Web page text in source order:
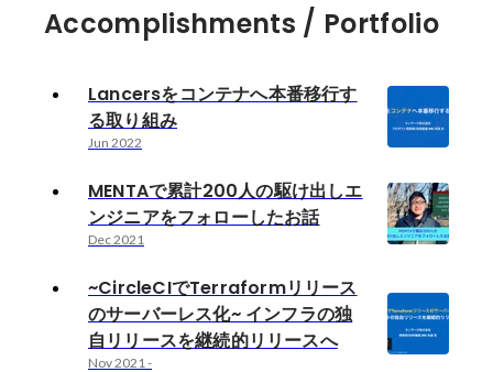
Accomplishments / Portfolio
Lancersをコンテナへ本番移行す
る取り組み
Jun 2022
MENTAで累計200人の駆け出しエ
ンジニアをフォローしたお話
Dec 2021
~CircleCIでTerraformリリース
のサーバーレス化~ インフラの独
自リリースを継続的リリースへ
Nov 2021-